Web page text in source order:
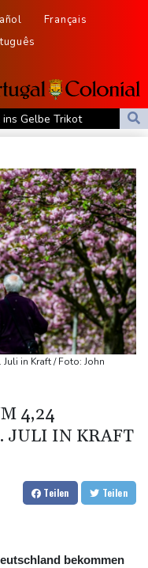
Français
Gelbe Trikot
kurz vor der
Beziehungen wieder auf
Amtsführung von Merz
ab
inmitten von Iran-
mehr als 900 Pflanzen in
den Druck auf Europas
Kampagne hinter
Missbrauchsopfer
in Kraft / Foto: John
4,24
JULI IN KRAFT
Teilen Teilen
bekommen